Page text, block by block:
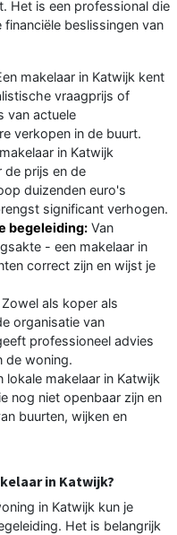
Het is een professional die
beslissingen van
makelaar in Katwijk kent
vraagprijs of
van actuele
verkopen in de buurt.
in Katwijk
de prijs en de
duizenden euro's
significant verhogen.
begeleiding: Van
- een makelaar in
correct zijn en wijst je
Zowel als koper als
organisatie van
professioneel advies
de woning.
lokale makelaar in Katwijk
nog niet openbaar zijn en
buurten, wijken en
in Katwijk?
in Katwijk kun je
Het is belangrijk